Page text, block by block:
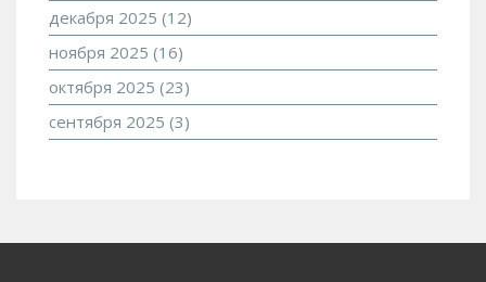
декабря 2025 (12)
ноября 2025 (16)
октября 2025 (23)
сентября 2025 (3)